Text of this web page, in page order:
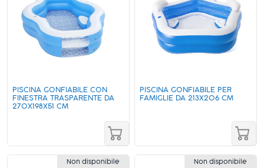
PISCINA GONFIABILE CON
FINESTRA TRASPARENTE DA
270X198X51 CM
PISCINA GONFIABILE PER
FAMIGLIE DA 213X206 CM
Non disponibile Non disponibile